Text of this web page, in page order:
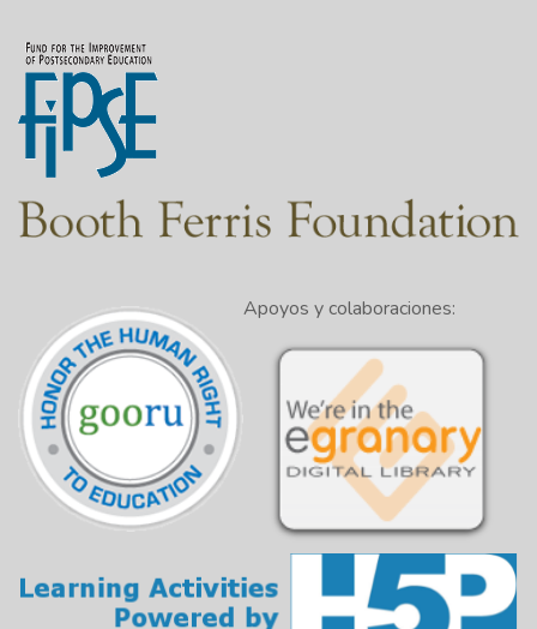
Apoyos y colaboraciones: